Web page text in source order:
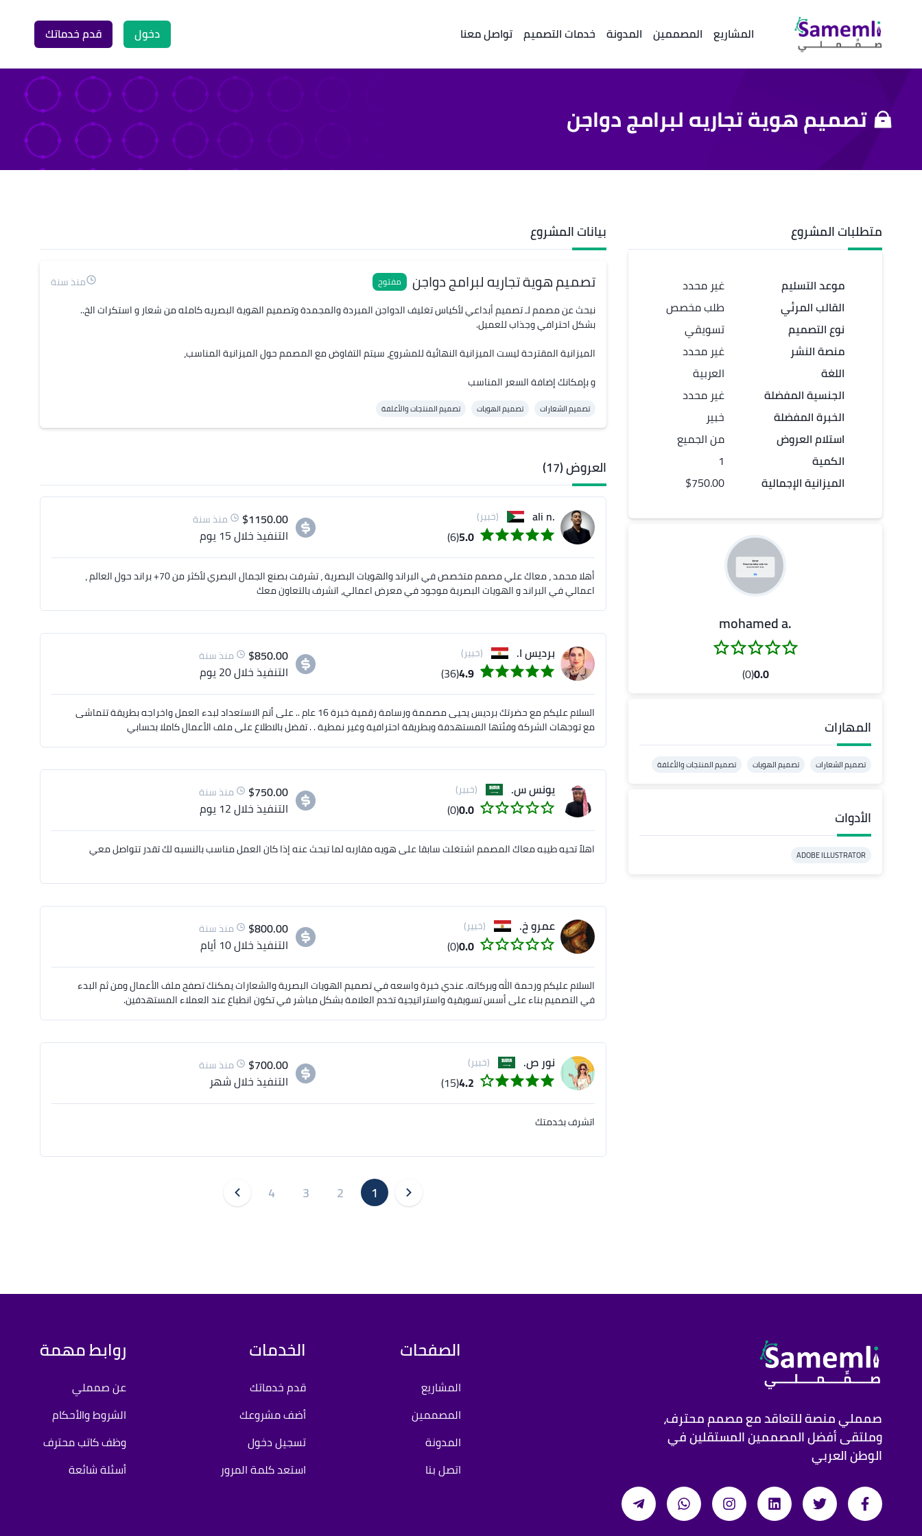
المشاريع المصممين المدونة خدمات التصميم تواصل معنا دخول قدم خدماتك
تصميم هوية تجاريه لبرامج دواجن
متطلبات المشروع
موعد التسليم
القالب المرئي
نوع التصميم
منصة النشر
اللغة
الجنسية المفضلة
الخبرة المفضلة
استلام العروض
الكمية
الميزانية الإجمالية
غير محدد
طلب مخصص
تسويقي
غير محدد
العربية
غير محدد
خبير
من الجميع
1
$750.00
.mohamed a
0.0
(0)
المهارات
تصميم الشعارات تصميم الهويات تصميم المنتجات والأغلفة
الأدوات
ADOBE ILLUSTRATOR
بيانات المشروع
تصميم هوية تجاريه لبرامج دواجن مفتوح
منذ سنة
و بإمكانك إضافة السعر المناسب
تصميم الشعارات تصميم الهويات تصميم المنتجات والأغلفة
العروض (17)
.ali n (خبير)
5.0
(6)
$1150.00 منذ سنة
التنفيذخلال 15 يوم
أهلا محمد ، معاك علي مصمم متخصص في البراند والهويات البصرية ، تشرفت بصنع الجمال البصري لأكثر من 70+ براند حول العالم ،
اعمالي في البراند و الهويات البصرية موجود في معرض اعمالي، اتشرف بالتعاون معك
برديس ا. (خبير)
4.9
(36)
$850.00 منذ سنة
التنفيذخلال 20 يوم
السلام عليكم مع حضرتك برديس يحيى مصممة ورسامة رقمية خبرة 16 عام .. على أتم الاستعداد لبدء العمل واخراجه بطريقة تتماشى
مع توجهات الشركة وفئتها المستهدفة وبطريقة احترافية وغير نمطية . . تفضل بالاطلاع على ملف الأعمال كاملا بحسابي
يونس س. (خبير)
0.0
(0)
$750.00 منذ سنة
التنفيذخلال 12 يوم
اهلاً تحيه طيبه معاك المصمم اشتغلت سابقا على هويه مقاربه لما تبحث عنه إذا كان العمل مناسب بالنسبه لك تقدر تتواصل معي
عمرو خ. (خبير)
0.0
(0)
$800.00 منذ سنة
التنفيذخلال 10 أيام
السلام عليكم ورحمة الله وبركاته. عندي خبرة واسعه في تصميم الهويات البصرية والشعارات يمكنك تصفح ملف الأعمال ومن ثم البدء
في التصميم بناء على أسس تسويقية واستراتيجية تخدم العلامة بشكل مباشر في تكون انطباع عند العملاء المستهدفين.
نور ص. (خبير)
4.2
(15)
$700.00 منذ سنة
التنفيذخلال شهر
اتشرف بخدمتك
1
2
3
4
صمملي منصة للتعاقد مع مصمم محترف،
وملتقى أفضل المصممين المستقلين في
الوطن العربي
الصفحات
المشاريع
المصممين
المدونة
اتصل بنا
الخدمات
قدم خدماتك
أضف مشروعك
تسجيل دخول
استعد كلمة المرور
روابط مهمة
عن صمملي
الشروط والأحكام
وظف كاتب محترف
أسئلة شائعة